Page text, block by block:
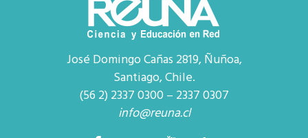
José Domingo Cañas 2819, Ñuñoa,
Santiago, Chile.
(56 2) 2337 0300 – 2337 0307
info@reuna.cl